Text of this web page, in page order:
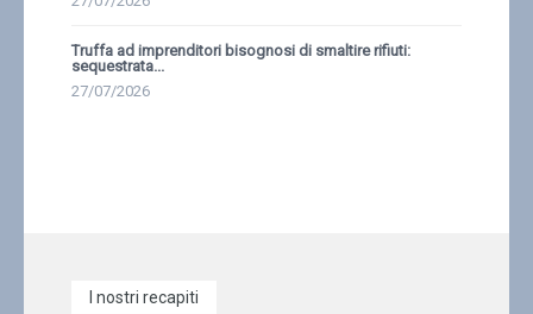
Truffa ad imprenditori bisognosi di smaltire rifiuti:
sequestrata...
27/07/2026
I nostri recapiti